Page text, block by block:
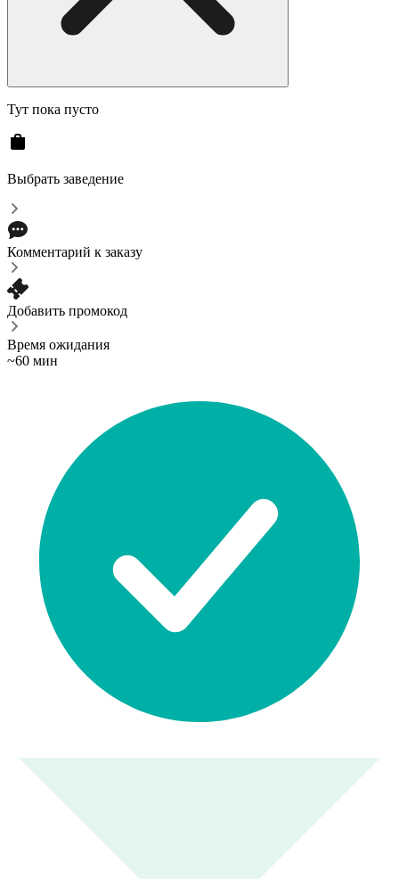
Тут пока пусто
Выбрать заведение
Комментарий к заказу
Добавить промокод
Время ожидания
~60 мин